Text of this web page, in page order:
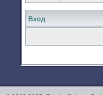
Вход